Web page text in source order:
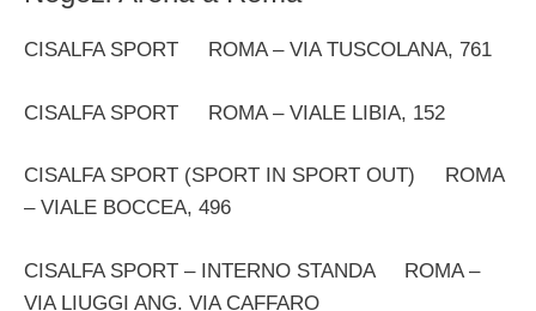
CISALFA SPORT ROMA – VIA TUSCOLANA, 761
CISALFA SPORT ROMA – VIALE LIBIA, 152
CISALFA SPORT (SPORT IN SPORT OUT) ROMA
– VIALE BOCCEA, 496
CISALFA SPORT – INTERNO STANDA ROMA –
VIA LIUGGI ANG. VIA CAFFARO